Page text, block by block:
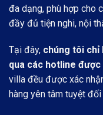
đa dạng, phù hợp cho
đầy đủ tiện nghi, nội
Tại đây, chúng tôi
qua các hotline
villa đều được xác
hàng yên tâm tuyệt